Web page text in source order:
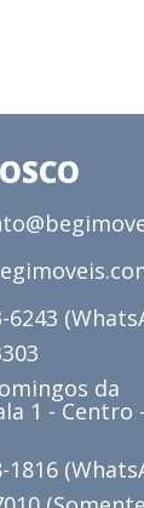
6243
da
1 - Centro -
1816